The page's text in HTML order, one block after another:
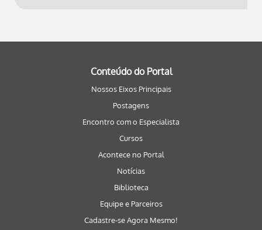
Conteúdo do Portal
Nossos Eixos Principais
Postagens
Encontro com o Especialista
Cursos
Acontece no Portal
Notícias
Biblioteca
Equipe e Parceiros
Cadastre-se Agora Mesmo!